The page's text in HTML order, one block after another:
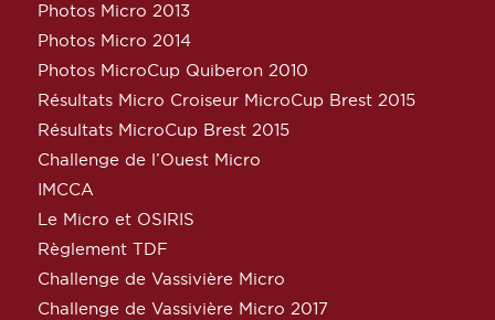
Photos Micro 2013
Photos Micro 2014
Photos MicroCup Quiberon 2010
Résultats Micro Croiseur MicroCup Brest 2015
Résultats MicroCup Brest 2015
Challenge de l’Ouest Micro
IMCCA
Le Micro et OSIRIS
Règlement TDF
Challenge de Vassivière Micro
Challenge de Vassivière Micro 2017